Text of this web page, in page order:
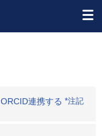
ORCID連携する *注記